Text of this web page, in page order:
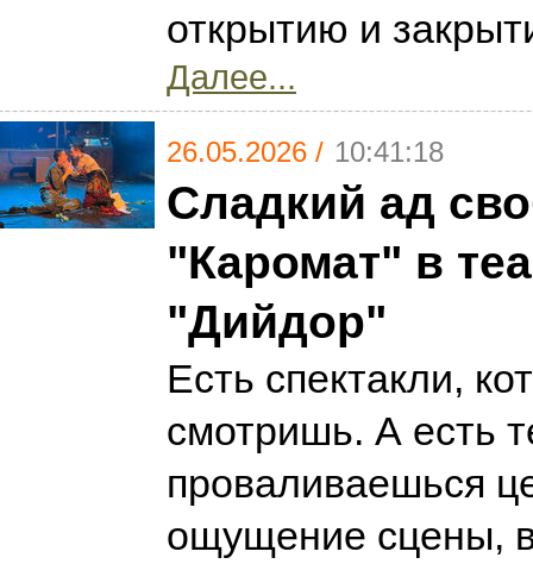
открытию и
Далее...
26.05.2026 / 10:41:18
Сладкий ад
"Каромат" в
"Дийдор"
Есть спектакли,
смотришь. А есть
проваливаешься
ощущение сцены,